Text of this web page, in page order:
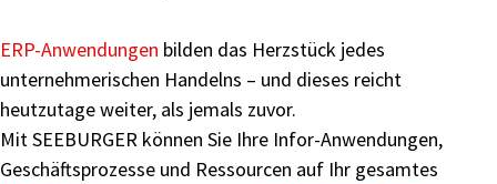
ERP-Anwendungen bilden das Herzstück jedes
unternehmerischen Handelns – und dieses reicht
heutzutage weiter, als jemals zuvor.
Mit SEEBURGER können Sie Ihre Infor-Anwendungen,
Geschäftsprozesse und Ressourcen auf Ihr gesamtes